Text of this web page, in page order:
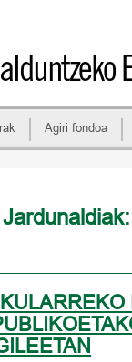
Agiri fondoa